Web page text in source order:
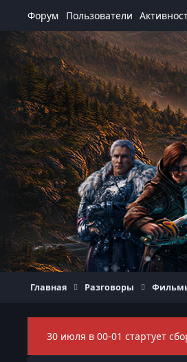
Форум Пользователи
Главная Разговоры
30 июля в 00-01 стартует